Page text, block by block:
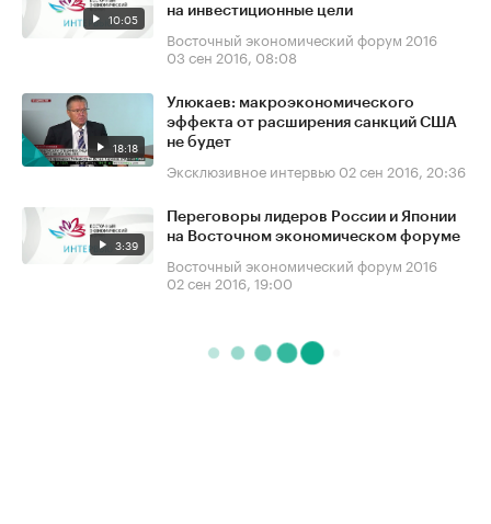
10:05
на инвестиционные цели
Восточный экономический форум 2016
03 сен 2016, 08:08
18:18
Улюкаев: макроэкономического
эффекта от расширения санкций США
не будет
Эксклюзивное интервью 02 сен 2016, 20:36
3:39
Переговоры лидеров России и Японии
на Восточном экономическом форуме
Восточный экономический форум 2016
02 сен 2016, 19:00